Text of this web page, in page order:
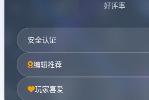
好评率
安全认证
编辑推荐
玩家喜爱